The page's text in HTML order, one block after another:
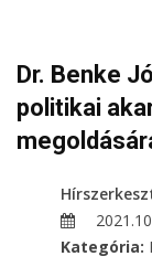
Dr. Benke
politikai
Kategória: